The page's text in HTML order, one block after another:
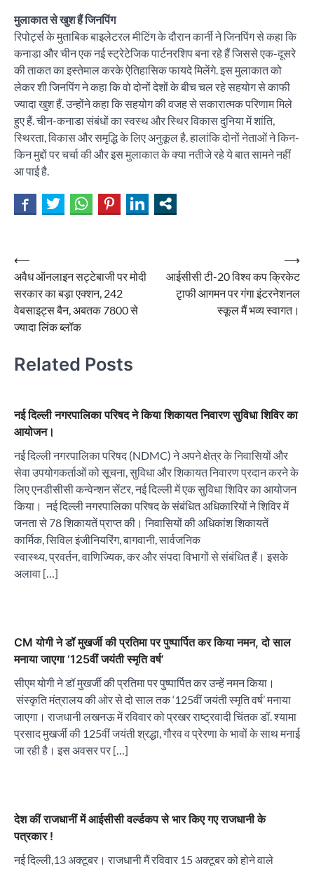
मुलाकात से खुश हैं जिनपिंग
रिपोर्ट्स के मुताबिक बाइलेटरल मीटिंग के दौरान कार्नी ने जिनपिंग से कहा कि
कनाडा और चीन एक नई स्ट्रेटेजिक पार्टनरशिप बना रहे हैं जिससे एक-दूसरे
की ताकत का इस्तेमाल करके ऐतिहासिक फायदे मिलेंगे. इस मुलाकात को
लेकर शी जिनपिंग ने कहा कि वो दोनों देशों के बीच चल रहे सहयोग से काफी
ज्यादा खुश हैं. उन्होंने कहा कि सहयोग की वजह से सकारात्मक परिणाम मिले
हुए हैं. चीन-कनाडा संबंधों का स्वस्थ और स्थिर विकास दुनिया में शांति,
स्थिरता, विकास और समृद्धि के लिए अनुकूल है. हालांकि दोनों नेताओं ने किन-
किन मुद्दों पर चर्चा की और इस मुलाकात के क्या नतीजे रहे ये बात सामने नहीं
आ पाई है.
Post
navigation
⟵
अवैध ऑनलाइन सट्टेबाजी पर मोदी
सरकार का बड़ा एक्शन, 242
वेबसाइट्स बैन, अबतक 7800 से
ज्यादा लिंक ब्लॉक
आईसीसी टी-20 विश्व कप क्रिकेट
टृाफी आगमन पर गंगा इंटरनेशनल
स्कूल मैं भव्य स्वागत।
⟶
Related Posts
नई दिल्ली नगरपालिका परिषद ने किया शिकायत निवारण सुविधा शिविर का
आयोजन।
नई दिल्ली नगरपालिका परिषद (NDMC) ने अपने क्षेत्र के निवासियों और
सेवा उपयोगकर्ताओं को सूचना, सुविधा और शिकायत निवारण प्रदान करने के
लिए एनडीसीसी कन्वेन्शन सेंटर, नई दिल्ली में एक सुविधा शिविर का आयोजन
किया। नई दिल्ली नगरपालिका परिषद के संबंधित अधिकारियों ने शिविर में
जनता से 78 शिकायतें प्राप्त की। निवासियों की अधिकांश शिकायतें
कार्मिक, सिविल इंजीनियरिंग, बागवानी, सार्वजनिक
स्वास्थ्य, प्रवर्तन, वाणिज्यिक, कर और संपदा विभागों से संबंधित हैं। इसके
अलावा […]
CM योगी ने डॉ मुखर्जी की प्रतिमा पर पुष्पार्पित कर किया नमन, दो साल
मनाया जाएगा ‘125वीं जयंती स्मृति वर्ष’
सीएम योगी ने डॉ मुखर्जी की प्रतिमा पर पुष्पार्पित कर उन्हें नमन किया।
संस्कृति मंत्रालय की ओर से दो साल तक ‘125वीं जयंती स्मृति वर्ष’ मनाया
जाएगा। राजधानी लखनऊ में रविवार को प्रखर राष्ट्रवादी चिंतक डॉ. श्यामा
प्रसाद मुखर्जी की 125वीं जयंती श्रद्धा, गौरव व प्रेरणा के भावों के साथ मनाई
जा रही है। इस अवसर पर […]
देश कीं राजधानीं में आईसीसी वर्ल्डकप से भार किए गए राजधानी के
पत्रकार !
नई दिल्ली,13 अक्टूबर। राजधानी मैं रविवार 15 अक्टूबर को होने वाले